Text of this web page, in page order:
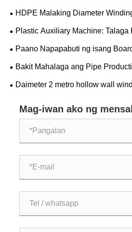
at Pag-optimize ng Proseso
HDPE Malaking Diameter
Isang Praktikal na Gabay na may
Plastic Auxiliary Machine: Talaga
Pangalawang Kagamitan ang
Paano Napapabuti ng isang
Kahusayan sa Paggawa?
Bakit Mahalaga ang Pipe
Modern Manufacturing Industries?
Daimeter 2 metro hollow wall
Mag-iwan ako ng